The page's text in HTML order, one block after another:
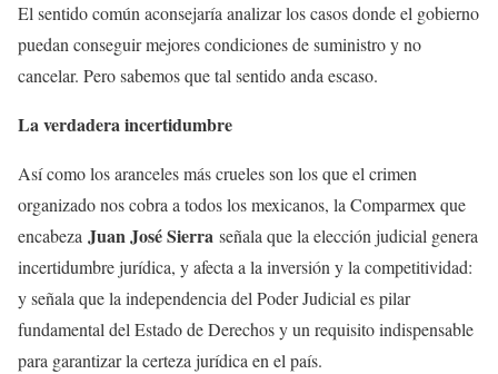
El sentido común aconsejaría analizar los casos donde el gobierno
puedan conseguir mejores condiciones de suministro y no
cancelar. Pero sabemos que tal sentido anda escaso.
La verdadera incertidumbre
Así como los aranceles más crueles son los que el crimen
organizado nos cobra a todos los mexicanos, la Comparmex que
encabeza Juan José Sierra señala que la elección judicial genera
incertidumbre jurídica, y afecta a la inversión y la competitividad:
y señala que la independencia del Poder Judicial es pilar
fundamental del Estado de Derechos y un requisito indispensable
para garantizar la certeza jurídica en el país.